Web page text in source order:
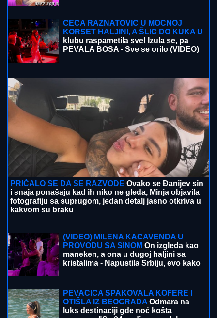
Dubrovnik: "Sto posto će biti tada"
"JA SAM TO SMISLILA!"Dino Melin tvrdi da je on
napisao pesmu "Beograd", Ceca posle 30 godina
otkrila istinu: "Nudila sam je Marini"
CECA RAŽNATOVIĆ U MOĆNOJ
KORSET HALJINI, A ŠLIC DO KUKA U
klubu raspametila sve! Izula se, pa
PEVALA BOSA - Sve se orilo (VIDEO)
"UVKAO ME U ŽBUNJE,tu je počela
BORBA ZA ŽIVOT!" Pevačica je
doživela jezivu traumu: "Njegove ruke
su od dole došle ka mom vratu"